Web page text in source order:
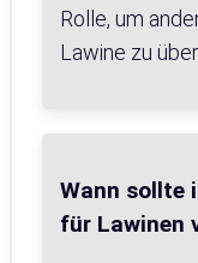
Rolle, um
Lawine zu
Wann sollte
für Lawinen